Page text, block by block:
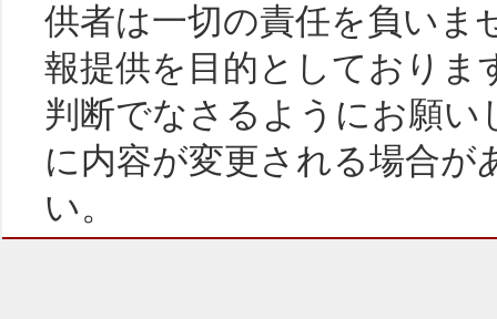
供者は一切の責任を負いま
報提供を目的としておりま
判断でなさるようにお願
に内容が変更される場合
い。